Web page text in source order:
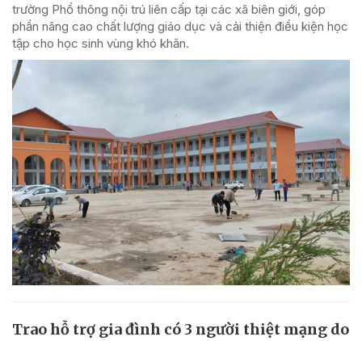
trường Phổ thông nội trú liên cấp tại các xã biên giới, góp
phần nâng cao chất lượng giáo dục và cải thiện điều kiện học
tập cho học sinh vùng khó khăn.
Trao hỗ trợ gia đình có 3 người thiệt mạng do